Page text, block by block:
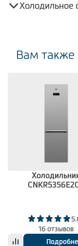
Холодильное
Вам также
16 отзывов